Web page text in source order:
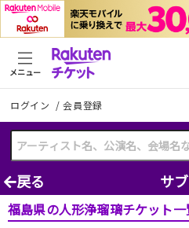
ログイン /会員登録
メニュー
戻る サ
福島県の人形浄瑠璃チケット